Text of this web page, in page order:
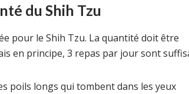
du Shih Tzu
pour le Shih Tzu. La quantité doit être
en principe, 3 repas par jour sont
poils longs qui tombent dans les yeux